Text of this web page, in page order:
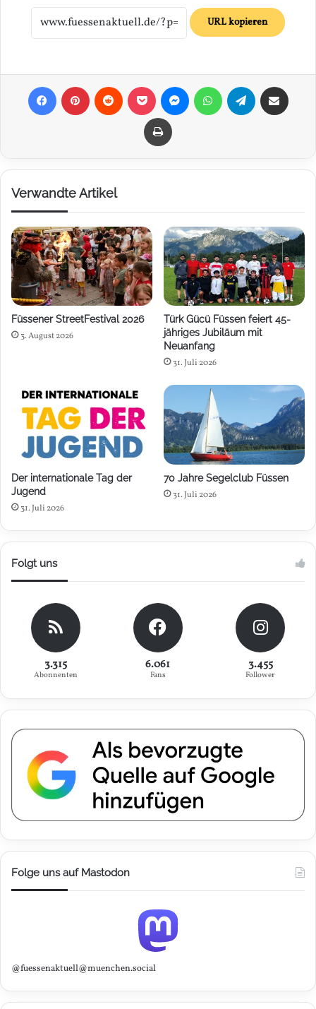
URL kopieren
Facebook Pinterest Reddit Pocket MessengerWhatsApp Telegram
Drucken
Verwandte Artikel
Füssener StreetFestival 2026
3. August 2026
Türk Gücü Füssen feiert 45-
jähriges Jubiläum mit
Neuanfang
31. Juli 2026
Der internationale Tag der
Jugend
31. Juli 2026
70 Jahre Segelclub Füssen
31. Juli 2026
Folgt uns
3.315
Abonnenten
6.061
Fans
3.455
Follower
Folge uns auf Mastodon
@fuessenaktuell@muenchen.social